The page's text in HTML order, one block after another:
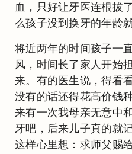
血，只好让牙医连根拔
么孩子没到换牙的年龄
将近两年的时间孩子一
风，时间长了家人开始
来。有的医生说，得看
没有的话还得花高价钱
来有一次我母亲无意中
牙吧，后来儿子真的就
这样心里想：求师父赐